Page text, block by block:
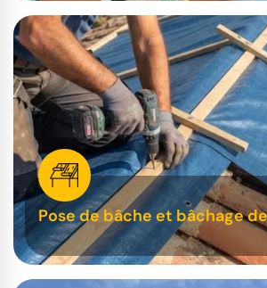
Pose de bâche et bâchage